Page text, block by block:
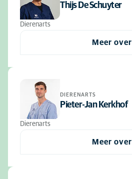
Thijs De Schuyter
Dierenarts
Meer over
DIERENARTS
Pieter-Jan Kerkhof
Dierenarts
Meer over